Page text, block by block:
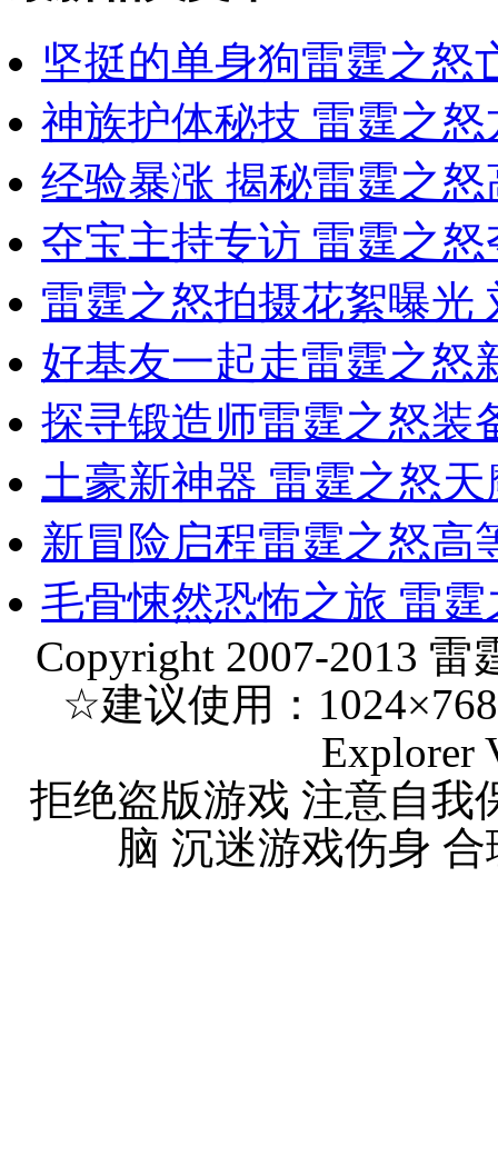
坚挺的单身狗雷霆之怒
神族护体秘技 雷霆之
经验暴涨 揭秘雷霆之
夺宝主持专访 雷霆之
雷霆之怒拍摄花絮曝光
好基友一起走雷霆之怒
探寻锻造师雷霆之怒装
土豪新神器 雷霆之怒
新冒险启程雷霆之怒高
毛骨悚然恐怖之旅 雷
Copyright 2007-2013 雷
☆建议使用：
Explorer
拒绝盗版游戏 注意自我
脑 沉迷游戏伤身